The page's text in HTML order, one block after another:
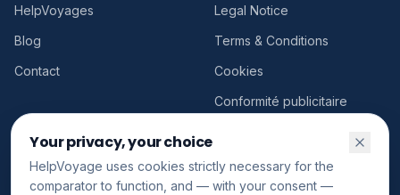
HelpVoyages
Blog
Contact
Legal Notice
Terms & Conditions
Cookies
Conformité publicitaire
2026HelpVoyage.All rights reserved.
Your privacy, your choice
HelpVoyage uses cookies strictly necessary for the
comparator to function, and — with your consent —